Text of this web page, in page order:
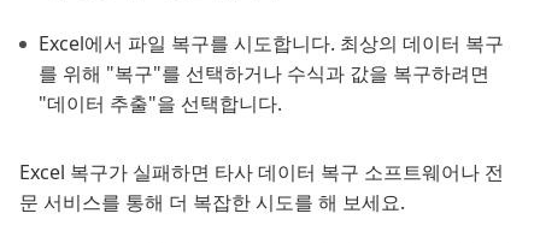
Excel에서 파일 복구를 시도합니다. 최상의 데이터 복구
를 위해 "복구"를 선택하거나 수식과 값을 복구하려면
"데이터 추출"을 선택합니다.
Excel 복구가 실패하면 타사 데이터 복구 소프트웨어나 전
문 서비스를 통해 더 복잡한 시도를 해 보세요.